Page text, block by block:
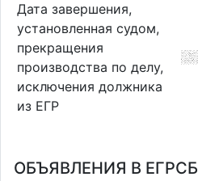
Дата завершения,
установленная судом,
прекращения
производства по делу,
исключения должника
из ЕГР
ОБЪЯВЛЕНИЯ В ЕГРСБ